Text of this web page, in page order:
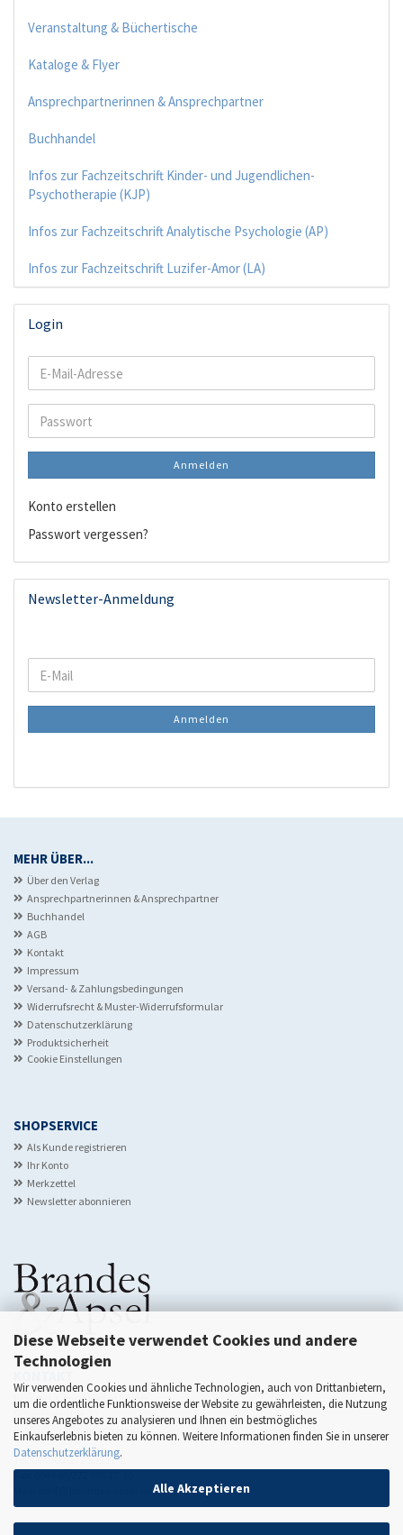
Diese Webseite verwendet Cookies und andere
Technologien
Wir verwenden Cookies und ähnliche Technologien, auch von Drittanbietern,
um die ordentliche Funktionsweise der Website zu gewährleisten, die Nutzung
unseres Angebotes zu analysieren und Ihnen ein bestmögliches
Einkaufserlebnis bieten zu können. Weitere Informationen finden Sie in unserer
Datenschutzerklärung.
Alle Akzeptieren
Veranstaltung & Büchertische
Kataloge & Flyer
Ansprechpartnerinnen & Ansprechpartner
Buchhandel
Infos zur Fachzeitschrift Kinder- und Jugendlichen-
Psychotherapie (KJP)
Infos zur Fachzeitschrift Analytische Psychologie (AP)
Infos zur Fachzeitschrift Luzifer-Amor (LA)
Login
E-
Mail-
Passwort
Anmelden
Konto erstellen
Passwort vergessen?
Newsletter-Anmeldung
WEITER
ZUR
NEWSLETTER-
E-
Mail
Anmelden
MEHR ÜBER...
Über den Verlag
Ansprechpartnerinnen & Ansprechpartner
Buchhandel
AGB
Kontakt
Impressum
Versand- & Zahlungsbedingungen
Widerrufsrecht & Muster-Widerrufsformular
Datenschutzerklärung
Produktsicherheit
Cookie Einstellungen
SHOPSERVICE
Als Kunde registrieren
Ihr Konto
Merkzettel
Newsletter abonnieren
Brandes & Apsel Verlag GmbH
Scheidswaldstr. 22
D-60385 Frankfurt am Main
Tel: 0049 69/272 995 17-0
Fax: 0049 69/272 995 17-10